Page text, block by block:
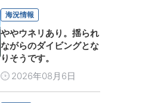
海況情報
ややウネリあり。揺られ
ながらのダイビングとな
りそうです。
2026年08月6日